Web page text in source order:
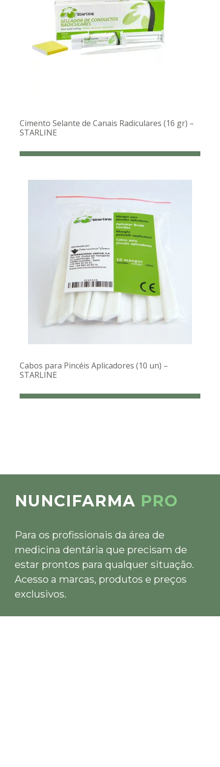
Cimento Selante de Canais Radiculares (16 gr) –
STARLINE
Cabos para Pincéis Aplicadores (10 un) –
STARLINE
NUNCIFARMA PRO
Para os profissionais da área de
medicina dentária que precisam de
estar prontos para qualquer situação.
Acesso a marcas, produtos e preços
exclusivos.